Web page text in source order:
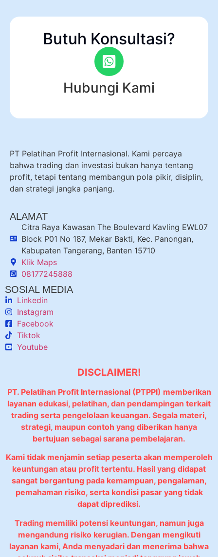
Butuh Konsultasi?
Hubungi Kami
PT Pelatihan Profit Internasional. Kami percaya
bahwa trading dan investasi bukan hanya tentang
profit, tetapi tentang membangun pola pikir, disiplin,
dan strategi jangka panjang.
ALAMAT
Citra Raya Kawasan The Boulevard Kavling EWL07
Block P01 No 187, Mekar Bakti, Kec. Panongan,
Kabupaten Tangerang, Banten 15710
Klik Maps
08177245888
SOSIAL MEDIA
Linkedin
Instagram
Facebook
Tiktok
Youtube
DISCLAIMER!
PT. Pelatihan Profit Internasional (PTPPI) memberikan
layanan edukasi, pelatihan, dan pendampingan terkait
trading serta pengelolaan keuangan. Segala materi,
strategi, maupun contoh yang diberikan hanya
bertujuan sebagai sarana pembelajaran.
Kami tidak menjamin setiap peserta akan memperoleh
keuntungan atau profit tertentu. Hasil yang didapat
sangat bergantung pada kemampuan, pengalaman,
pemahaman risiko, serta kondisi pasar yang tidak
dapat diprediksi.
Trading memiliki potensi keuntungan, namun juga
mengandung risiko kerugian. Dengan mengikuti
layanan kami, Anda menyadari dan menerima bahwa